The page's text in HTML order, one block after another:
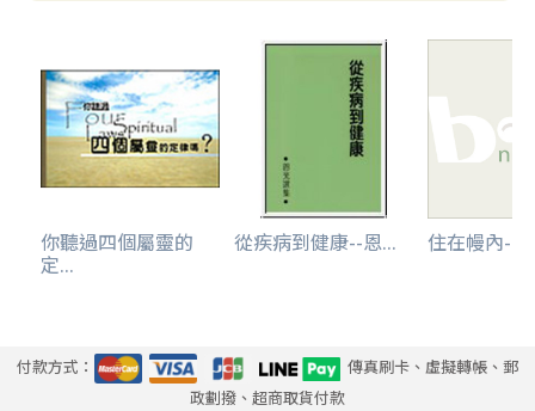
你聽過四個屬靈的
定...
從疾病到健康--恩... 住在幔內--
付款方式：
傳真刷卡、虛擬轉帳、郵
政劃撥、超商取貨付款